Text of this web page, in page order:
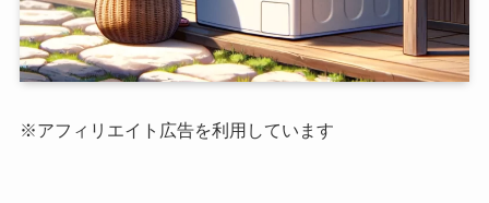
※アフィリエイト広告を利用しています